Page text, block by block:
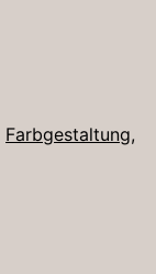
Farbgestaltung,